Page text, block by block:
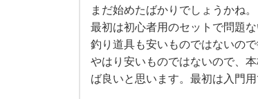
息
子
が
ま
だ
始
め
た
ば
か
まだ始めたばかりでしょうかね。
最初は初心者用のセットで問題な
釣り道具も安いものではないの
やはり安いものではないので、
ば良いと思います。最初は入門